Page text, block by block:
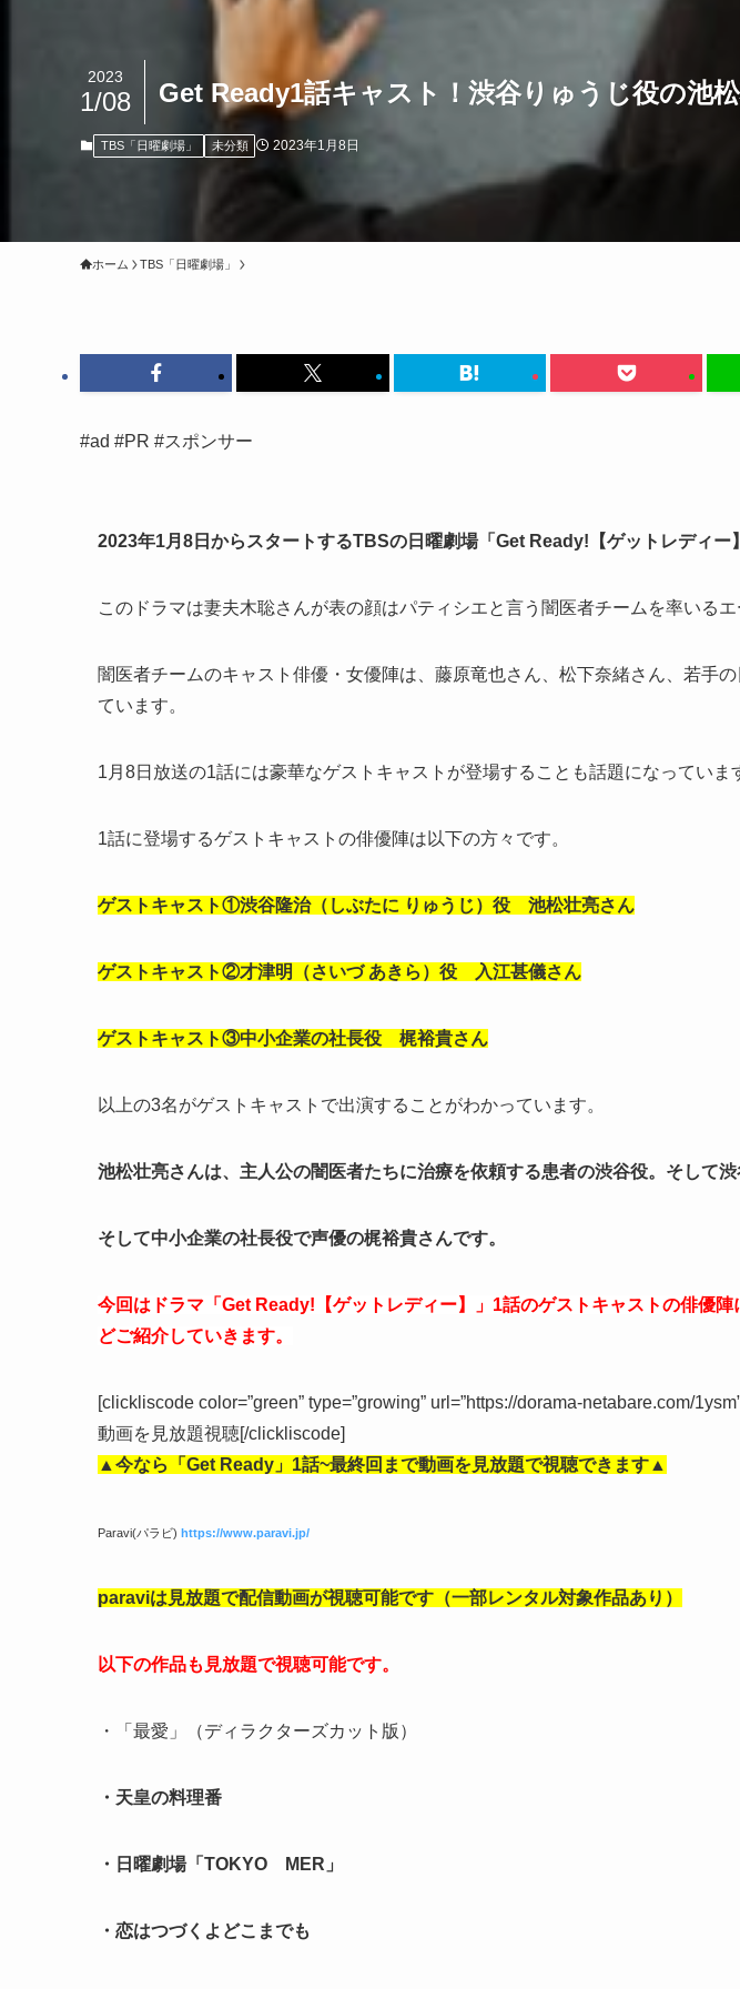
Get Ready1話キャスト！渋谷りゅうじ役の池
2023
1/08
TBS「日曜劇場」 未分類 2023年1月8日
ホーム TBS「日曜劇場」
#ad #PR #スポンサー
2023年1月8日からスタートするTBSの日曜劇場「Get Ready!【ゲットレディー
このドラマは妻夫木聡さんが表の顔はパティシエと言う闇医者チームを率いるエ
闇医者チームのキャスト俳優・女優陣は、藤原竜也さん、松下奈緒さん、若手
ています。
1月8日放送の1話には豪華なゲストキャストが登場することも話題になっていま
1話に登場するゲストキャストの俳優陣は以下の方々です。
ゲストキャスト①渋谷隆治（しぶたに りゅうじ）役 池松壮亮さん
ゲストキャスト②才津明（さいづ あきら）役 入江甚儀さん
ゲストキャスト③中小企業の社長役 梶裕貴さん
以上の3名がゲストキャストで出演することがわかっています。
池松壮亮さんは、主人公の闇医者たちに治療を依頼する患者の渋谷役。そして渋
そして中小企業の社長役で声優の梶裕貴さんです。
今回はドラマ「Get Ready!【ゲットレディー】」1話のゲストキャストの俳優
どご紹介していきます。
[clickliscode color=”green” type=”growing” url=”https://dorama-netabare.com/
動画を見放題視聴[/clickliscode]
▲今なら「Get Ready」1話~最終回まで動画を見放題で視聴できます▲
Paravi(パラビ) https://www.paravi.jp/
paraviは見放題で配信動画が視聴可能です（一部レンタル対象作品あり）
以下の作品も見放題で視聴可能です。
・「最愛」（ディラクターズカット版）
・天皇の料理番
・日曜劇場「TOKYO MER」
・恋はつづくよどこまでも